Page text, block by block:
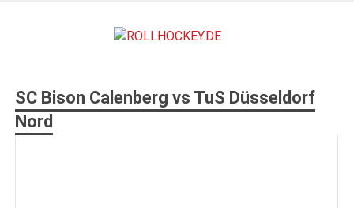
SC Bison Calenberg vs TuS Düsseldorf
Nord